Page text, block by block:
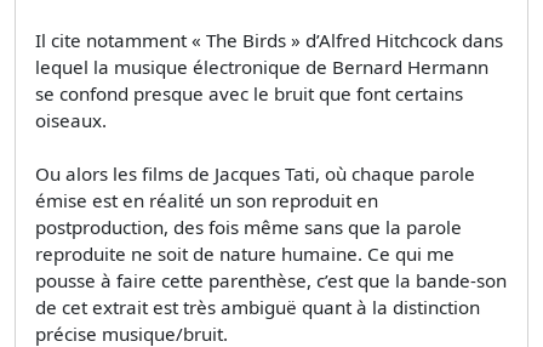
Il cite notamment « The Birds » d’Alfred Hitchcock dans
lequel la musique électronique de Bernard Hermann
se confond presque avec le bruit que font certains
oiseaux.
Ou alors les films de Jacques Tati, où chaque parole
émise est en réalité un son reproduit en
postproduction, des fois même sans que la parole
reproduite ne soit de nature humaine. Ce qui me
pousse à faire cette parenthèse, c’est que la bande-son
de cet extrait est très ambiguë quant à la distinction
précise musique/bruit.